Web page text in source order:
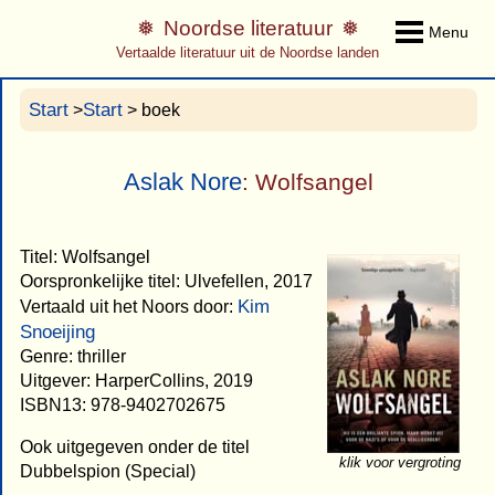
Menu
Noordse literatuur
Vertaalde literatuur uit de Noordse landen
Start >Start > boek
Aslak Nore: Wolfsangel
klik voor vergroting
Titel: Wolfsangel
Oorspronkelijke titel: Ulvefellen, 2017
Vertaald uit het Noors door: Kim
Snoeijing
Genre: thriller
Uitgever: HarperCollins, 2019
ISBN13: 978-9402702675
Ook uitgegeven onder de titel
Dubbelspion (Special)